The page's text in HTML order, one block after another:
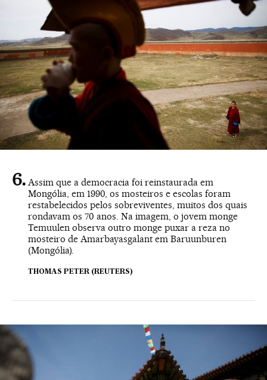
Assim que a democracia foi reinstaurada em
Mongólia, em 1990, os mosteiros e escolas foram
restabelecidos pelos sobreviventes, muitos dos quais
rondavam os 70 anos. Na imagem, o jovem monge
Temuulen observa outro monge puxar a reza no
mosteiro de Amarbayasgalant em Baruunburen
(Mongólia).
THOMAS PETER (REUTERS)